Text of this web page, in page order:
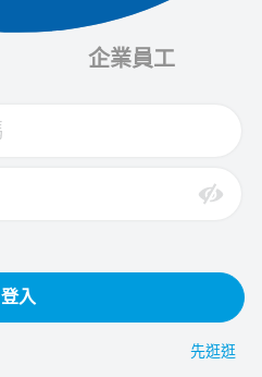
企業員工
登入
先逛逛